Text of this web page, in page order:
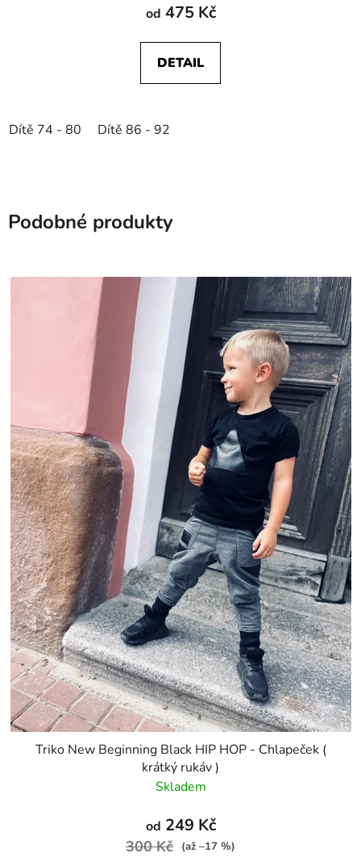
od 475 Kč
DETAIL
Dítě 74 - 80 Dítě 86 - 92
Podobné produkty
Triko New Beginning Black HIP HOP - Chlapeček (
krátký rukáv )
Skladem
od 249 Kč
300 Kč (až –17 %)